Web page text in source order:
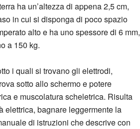
ha un’altezza di appena 2,5 cm,
in cui si disponga di poco spazio
alto e ha uno spessore di 6 mm,
a 150 kg.
i quali si trovano gli elettrodi,
sotto allo schermo e potere
e muscolatura scheletrica. Risulta
elettrica, bagnare leggermente la
di istruzioni che descrive con